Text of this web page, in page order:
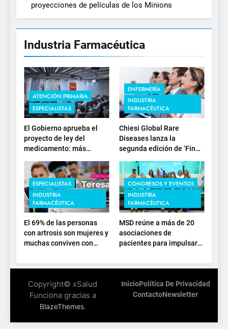
proyecciones de películas de los Minions
Industria Farmacéutica
ATENCIÓN PRIMARIA
ESPECIALISTAS
El Gobierno aprueba el
proyecto de ley del
medicamento: más
sostenibilidad, autonomía
estratégica y
modernización para el
SNS
ENFERMERÍA
INDUSTRIA
FARMACÉUTICA
Chiesi Global Rare
Diseases lanza la
segunda edición de ‘Find
For Rare’ para impulsar la
investigación en
enfermedades de
depósito lisosomal
ESPECIALISTAS
INDUSTRIA
FARMACÉUTICA
El 69% de las personas
con artrosis son mujeres y
muchas conviven con
los 50, en plena etapa
CONGRESOS Y EVENTOS
INDUSTRIA
FARMACÉUTICA
MSD reúne a más de 20
asociaciones de
pacientes para impulsar
presente y el futuro del
Copyright© xSalud
Funciona gracias a
BlazeThemes.
InicioPolítica De Privacidad
ContactoNewsletter